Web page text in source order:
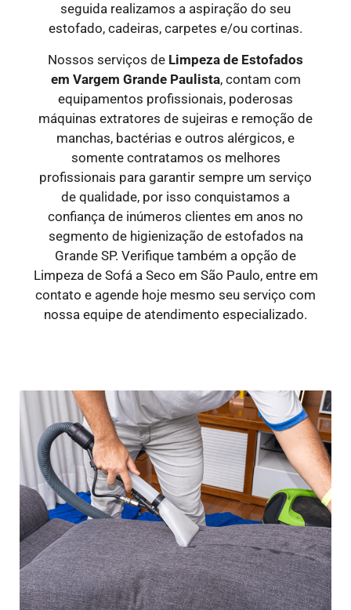
seguida realizamos a aspiração do seu
estofado, cadeiras, carpetes e/ou cortinas.
Nossos serviços de Limpeza de Estofados
em Vargem Grande Paulista, contam com
equipamentos profissionais, poderosas
máquinas extratores de sujeiras e remoção de
manchas, bactérias e outros alérgicos, e
somente contratamos os melhores
profissionais para garantir sempre um serviço
de qualidade, por isso conquistamos a
confiança de inúmeros clientes em anos no
segmento de higienização de estofados na
Grande SP. Verifique também a opção de
Limpeza de Sofá a Seco em São Paulo, entre em
contato e agende hoje mesmo seu serviço com
nossa equipe de atendimento especializado.